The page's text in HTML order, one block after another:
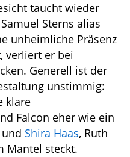
taucht wieder
Sterns alias
unheimliche Präsenz
verliert er bei
Generell ist der
unstimmig:
klare
Falcon eher wie ein
Shira Haas‚ Ruth
Mantel steckt.